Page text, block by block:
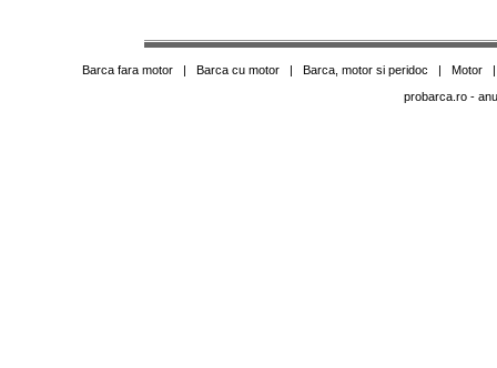
Barca fara motor| Barca cu motor| Barca, motor si peridoc | Motor
probarca.ro-